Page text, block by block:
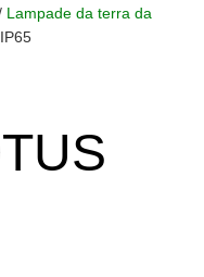
Lampade da terra da